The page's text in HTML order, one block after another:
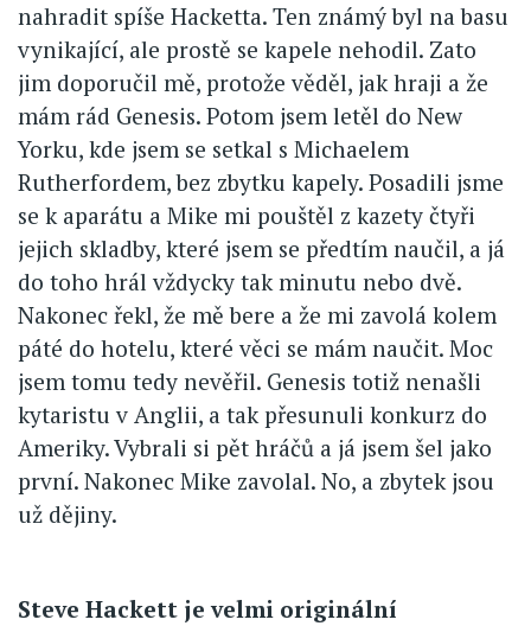
nahradit spíše Hacketta. Ten známý byl na basu
vynikající, ale prostě se kapele nehodil. Zato
jim doporučil mě, protože věděl, jak hraji a že
mám rád Genesis. Potom jsem letěl do New
Yorku, kde jsem se setkal s Michaelem
Rutherfordem, bez zbytku kapely. Posadili jsme
se k aparátu a Mike mi pouštěl z kazety čtyři
jejich skladby, které jsem se předtím naučil, a já
do toho hrál vždycky tak minutu nebo dvě.
Nakonec řekl, že mě bere a že mi zavolá kolem
páté do hotelu, které věci se mám naučit. Moc
jsem tomu tedy nevěřil. Genesis totiž nenašli
kytaristu v Anglii, a tak přesunuli konkurz do
Ameriky. Vybrali si pět hráčů a já jsem šel jako
první. Nakonec Mike zavolal. No, a zbytek jsou
už dějiny.
Steve Hackett je velmi originální